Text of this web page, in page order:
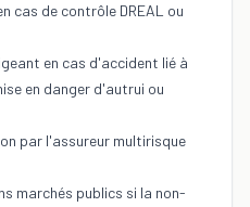
cas de contrôle DREAL ou
en cas d'accident lié à
en danger d'autrui ou
par l'assureur multirisque
marchés publics si la non-